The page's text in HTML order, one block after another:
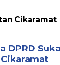
Cikaramat
DPRD